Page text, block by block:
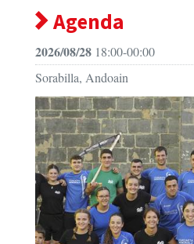
Agenda
2026/08/28 18:00-00:00
Sorabilla, Andoain